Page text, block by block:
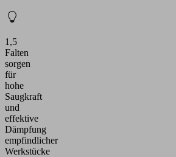
1,5
Falten
sorgen
für
hohe
Saugkraft
und
effektive
Dämpfung
empfindlicher
Werkstücke